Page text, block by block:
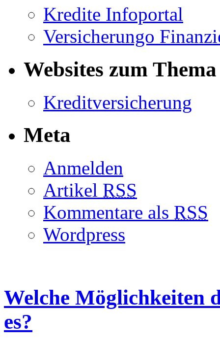
Kredite Infoportal
Versicherungo
Websites zum
Kreditversicherung
Meta
Anmelden
Artikel RSS
Kommentare als RSS
Wordpress
Welche Möglichkeiten
es?